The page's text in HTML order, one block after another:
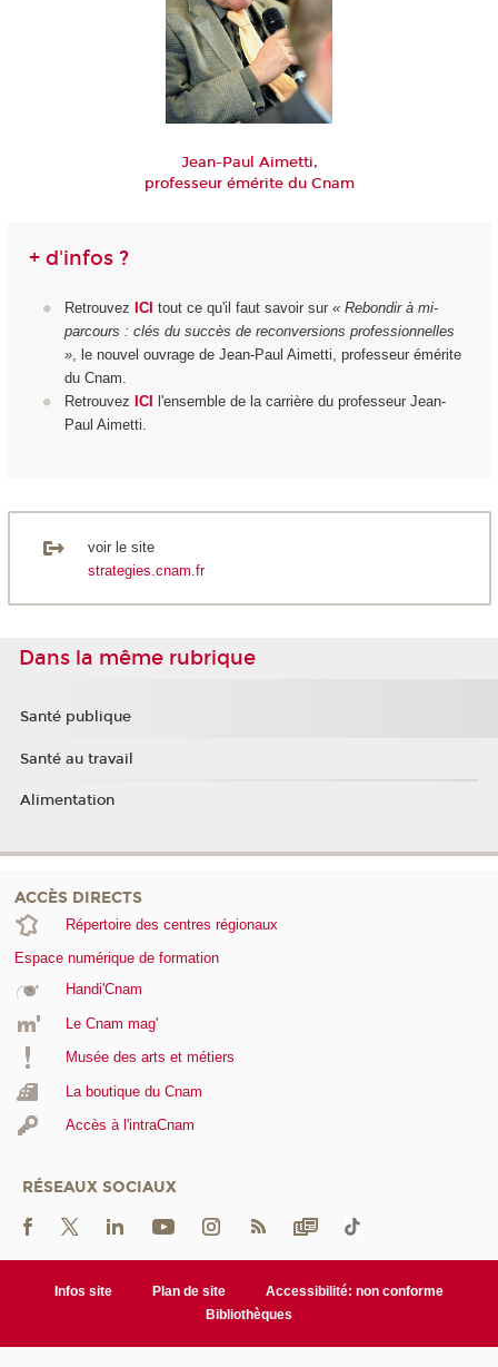
Jean-Paul Aimetti,
professeur émérite du Cnam
+ d'infos ?
Retrouvez ICI tout ce qu'il faut savoir sur « Rebondir à mi-
parcours : clés du succès de reconversions professionnelles
» , le nouvel ouvrage de Jean-Paul Aimetti, professeur émérite
du Cnam.
Retrouvez ICI l'ensemble de la carrière du professeur Jean-
Paul Aimetti.
voir le site
strategies.cnam.fr
Dans la même rubrique
Santé publique
Santé au travail
Alimentation
ACCÈS DIRECTS
Répertoire des centres régionaux
Espace numérique de formation
Handi'Cnam
Le Cnam mag'
Musée des arts et métiers
La boutique du Cnam
Accès à l'intraCnam
RÉSEAUX SOCIAUX
Infos site Plan de site
Accessibilité: non conforme
Bibliothèques